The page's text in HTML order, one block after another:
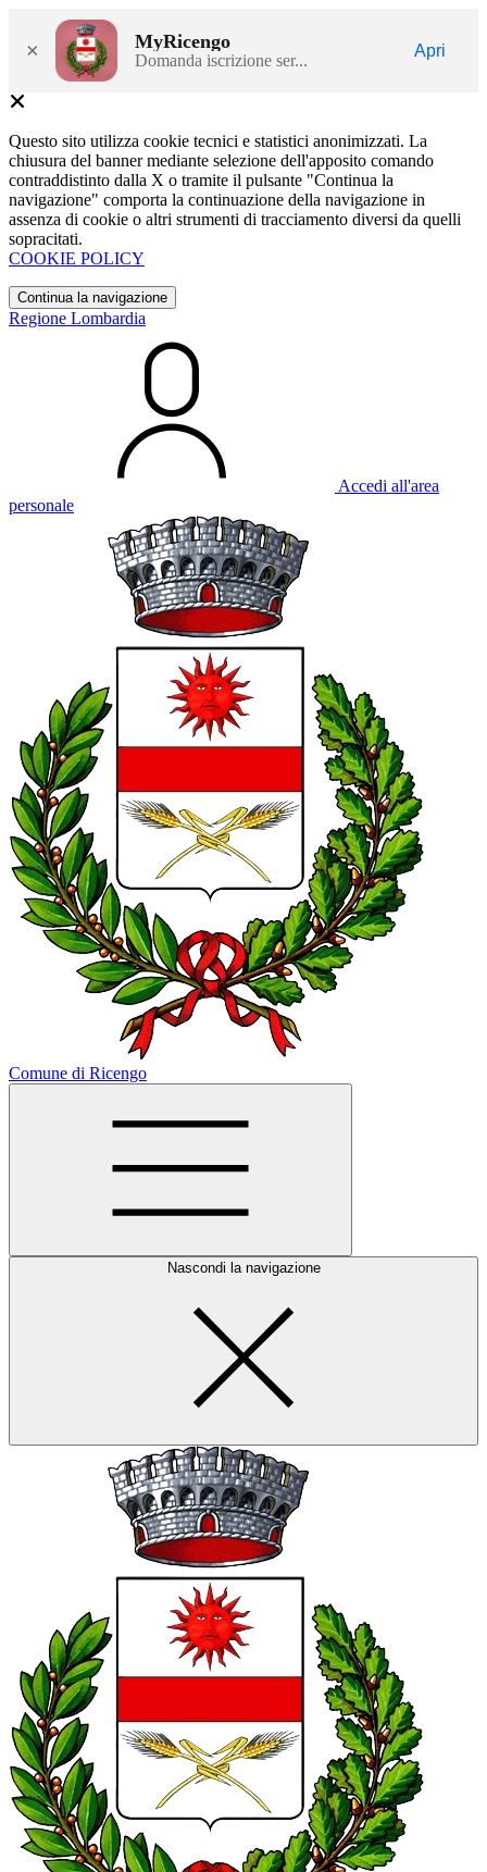
× MyRicengo
Domanda iscrizione ser...
Apri
Questo sito utilizza cookie tecnici e statistici anonimizzati. La
chiusura del banner mediante selezione dell'apposito comando
contraddistinto dalla X o tramite il pulsante "Continua la
navigazione" comporta la continuazione della navigazione in
assenza di cookie o altri strumenti di tracciamento diversi da quelli
sopracitati.
COOKIE POLICY
Continua la navigazione
Regione Lombardia
Accedi all'area
personale
Comune di Ricengo
Nascondi la navigazione